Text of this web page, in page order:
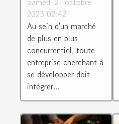
Business peut
aider les
entreprises à
se développer
2023 02:42
Au sein d'un marché
de plus en plus
concurrentiel, toute
entreprise cherchant à
se développer doit
intégrer...